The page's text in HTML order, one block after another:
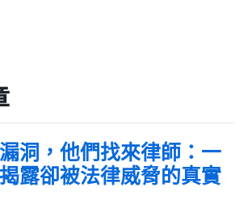
洞，他們找來律師：一
露卻被法律威脅的真實